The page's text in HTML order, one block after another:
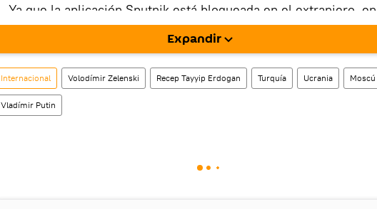
Ya que la aplicación Sputnik está bloqueada en el extranjero, en
este enlace puedes descargarla e instalarla en tu dispositivo
También tenemos una cuenta en la red social rusa VK .
Expandir
Internacional Volodímir Zelenski Recep Tayyip Erdogan Turquía Ucrania Moscú
Vladímir Putin